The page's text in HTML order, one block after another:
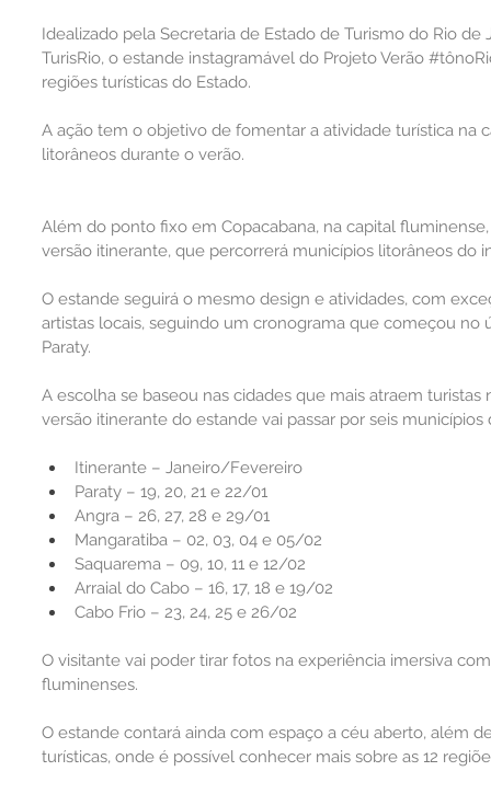
Idealizado pela Secretaria de Estado de Turismo do Rio de
TurisRio, o estande instagramável do Projeto Verão
regiões turísticas do Estado.
A ação tem o objetivo de fomentar a atividade turística na
litorâneos durante o verão.
Além do ponto fixo em Copacabana, na capital
versão itinerante, que percorrerá municípios litorâneos do
O estande seguirá o mesmo design e atividades, com
artistas locais, seguindo um cronograma que começou no
Paraty.
A escolha se baseou nas cidades que mais atraem
versão itinerante do estande vai passar por seis municípios
Itinerante – Janeiro/Fevereiro
Paraty – 19, 20, 21 e 22/01
Angra – 26, 27, 28 e 29/01
Mangaratiba – 02, 03, 04 e 05/02
Saquarema – 09, 10, 11 e 12/02
Arraial do Cabo – 16, 17, 18 e 19/02
Cabo Frio – 23, 24, 25 e 26/02
O visitante vai poder tirar fotos na experiência imersiva
fluminenses.
O estande contará ainda com espaço a céu aberto, além
turísticas, onde é possível conhecer mais sobre as 12